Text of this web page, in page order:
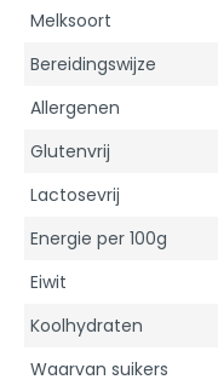
Melksoort
Bereidingswijze
Allergenen
Glutenvrij
Lactosevrij
Energie per 100g
Eiwit
Koolhydraten
Waarvan suikers